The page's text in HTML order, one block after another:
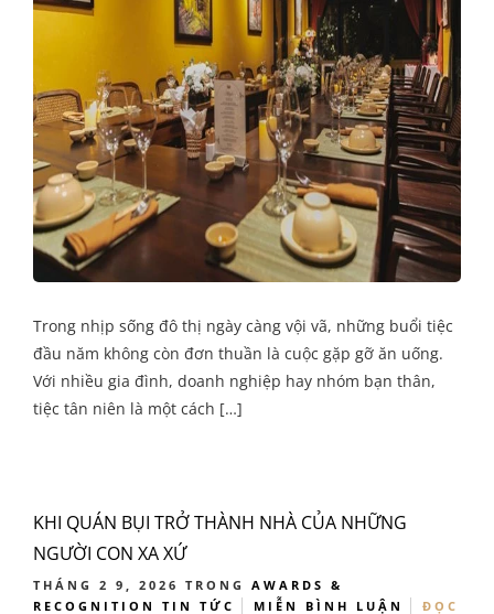
Trong nhịp sống đô thị ngày càng vội vã, những buổi tiệc
đầu năm không còn đơn thuần là cuộc gặp gỡ ăn uống.
Với nhiều gia đình, doanh nghiệp hay nhóm bạn thân,
tiệc tân niên là một cách […]
KHI QUÁN BỤI TRỞ THÀNH NHÀ CỦA NHỮNG
NGƯỜI CON XA XỨ
THÁNG 2 9, 2026 TRONG AWARDS &
RECOGNITION
TIN TỨC MIỄN BÌNH LUẬN ĐỌC